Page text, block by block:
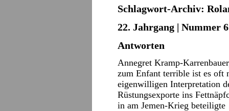
Schlagwort-Archiv:
22. Jahrgang | Nummer
Antworten
Annegret Kramp-
zum Enfant terrible ist es oft
eigenwilligen Interpretation
Rüstungsexporte ins
in am Jemen-Krieg